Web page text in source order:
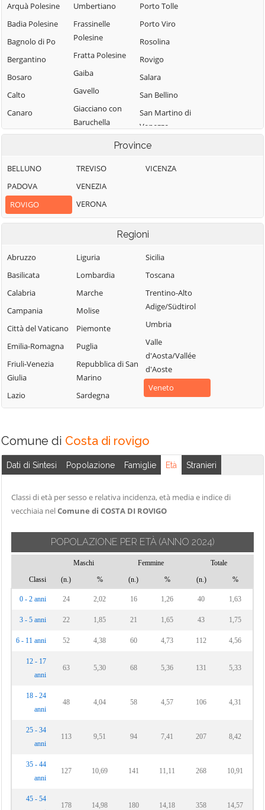
Arquà Polesine
Badia Polesine
Bagnolo di Po
Bergantino
Bosaro
Calto
Canaro
Canda
Castelmassa
Castelnovo
Bariano
Ceneselli
Umbertiano
Frassinelle
Polesine
Fratta Polesine
Gaiba
Gavello
Giacciano con
Baruchella
Guarda Veneta
Pettorazza
Grimani
Pincara
Porto Tolle
Porto Viro
Rosolina
Rovigo
Salara
San Bellino
San Martino di
Venezze
Stienta
Villanova del
Marchesana
Province
BELLUNO
PADOVA
ROVIGO
TREVISO
VENEZIA
VERONA
VICENZA
Regioni
Abruzzo
Basilicata
Calabria
Campania
Città del Vaticano
Emilia-Romagna
Friuli-Venezia
Giulia
Lazio
Liguria
Lombardia
Marche
Molise
Piemonte
Puglia
Repubblica di San
Marino
Sardegna
Sicilia
Toscana
Trentino-Alto
Adige/Südtirol
Umbria
Valle
d'Aosta/Vallée
d'Aoste
Veneto
Comune di Costa di rovigo
Dati di Sintesi Popolazione Famiglie Età Stranieri
Classi di età per sesso e relativa incidenza, età media e indice di
vecchiaia nelComune di COSTA DI ROVIGO
POPOLAZIONE PER ETÀ (ANNO 2024)
Maschi Femmine
Totale
Classi
(n.) % (n.) % (n.) %
0 - 2 anni 24 2,02 16 1,26 40 1,63
3 - 5 anni 22 1,85 21 1,65 43 1,75
6 - 11 anni 52 4,38 60 4,73 112 4,56
12 - 17
anni
63 5,30 68 5,36 131 5,33
18 - 24
anni
48 4,04 58 4,57 106 4,31
25 - 34
anni
113 9,51 94 7,41 207 8,42
35 - 44
anni
127 10,69 141 11,11 268 10,91
45 - 54
178 14,98 180 14,18 358 14,57